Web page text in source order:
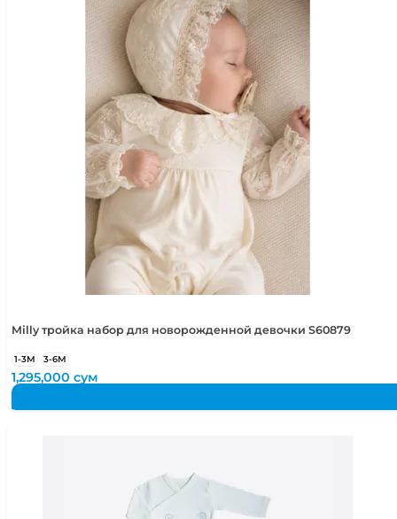
Milly тройка набор для новорожденной девочки S60879
1-3М 3-6М
1,295,000сум